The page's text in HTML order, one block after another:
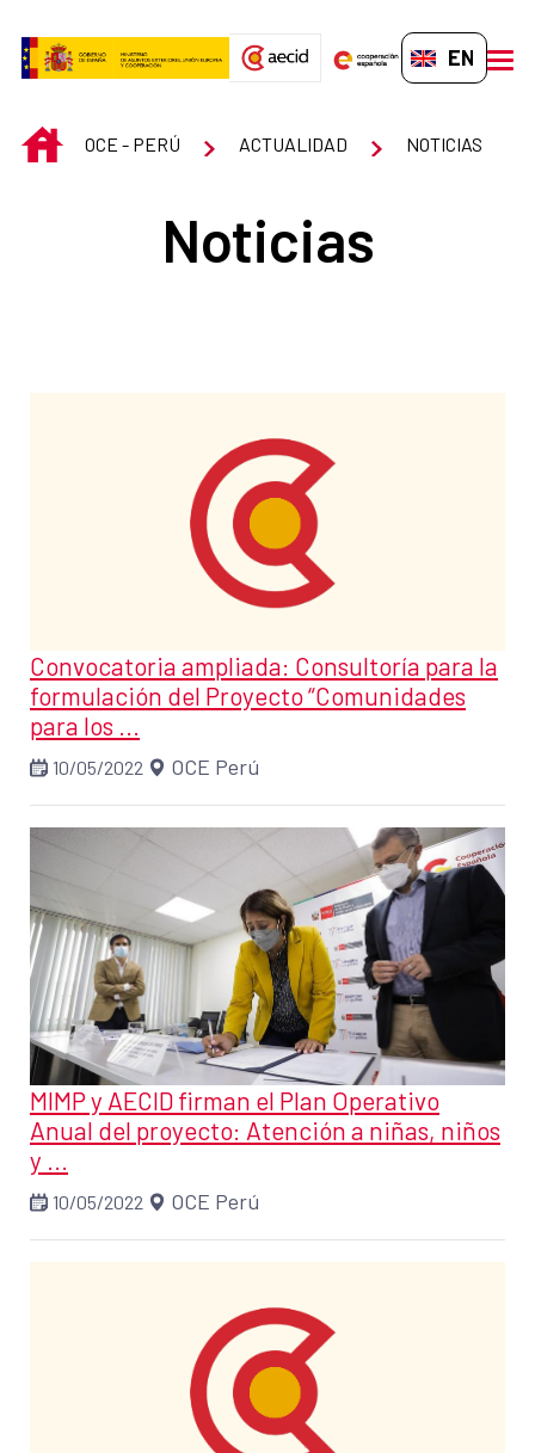
EN-GB
INICIOOCE - PERÚ ACTUALIDAD NOTICIAS
Noticias
Convocatoria ampliada: Consultoría para la
formulación del Proyecto “Comunidades
para los ...
10/05/2022 OCE Perú
MIMP y AECID firman el Plan Operativo
Anual del proyecto: Atención a niñas, niños
y ...
10/05/2022 OCE Perú